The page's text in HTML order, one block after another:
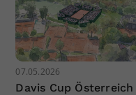
07.05.2026
Davis Cup Österreich